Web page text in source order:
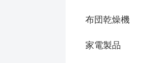
布団乾燥機
家電製品